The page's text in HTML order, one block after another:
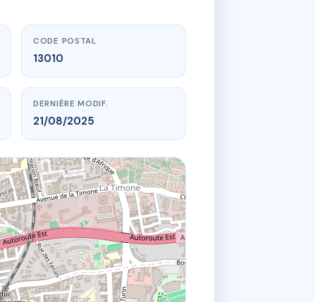
CODE POSTAL
13010
DERNIÈRE MODIF.
21/08/2025